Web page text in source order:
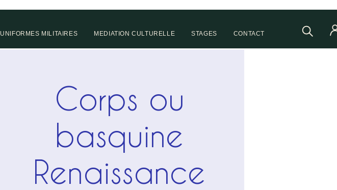
UNIFORMES MILITAIRES MEDIATION CULTURELLE STAGES CONTACT
Corps ou
basquine
Renaissance